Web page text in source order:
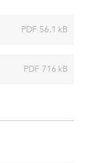
PDF 56.1 kB
PDF 716 kB